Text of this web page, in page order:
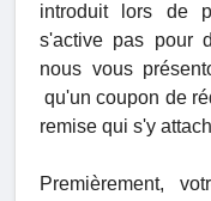
introduit lors de
s'active pas pour
nous vous
qu'un coupon de
remise qui s'y
Premièrement,